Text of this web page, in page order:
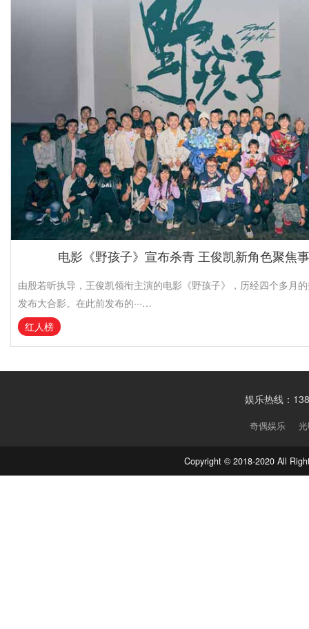
电影《野孩子》宣布杀青 王俊凯新角色聚焦
由殷若昕执导，王俊凯领衔主演的电影《野孩子》，历经四个多月
发布大合影。在此前发布的···…
红人榜
娱乐热线：
奇偶娱乐
Copyright © 2018-2020 All